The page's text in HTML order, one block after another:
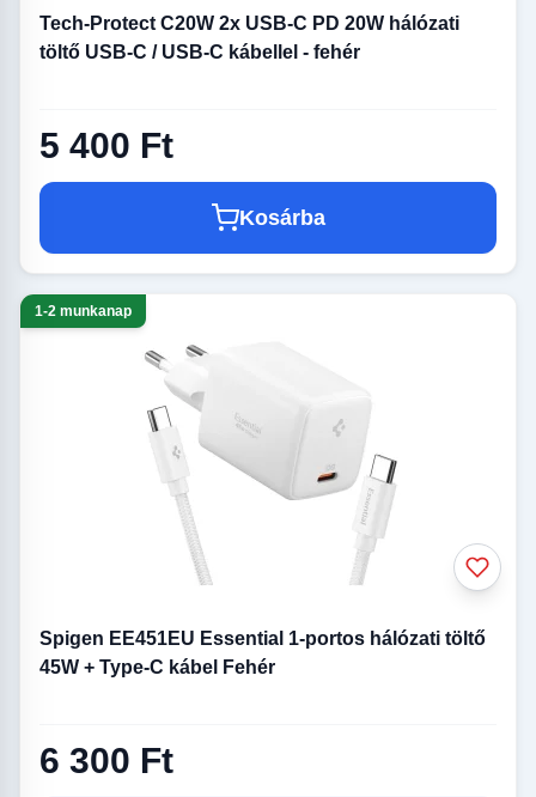
Tech-Protect C20W 2x USB-C PD 20W hálózati
töltő USB-C / USB-C kábellel - fehér
5 400 Ft
Kosárba
1-2 munkanap
Spigen EE451EU Essential 1-portos hálózati töltő
45W + Type-C kábel Fehér
6 300 Ft